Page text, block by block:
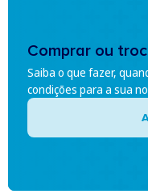
Comprar ou
Saiba o que fazer,
condições para a sua